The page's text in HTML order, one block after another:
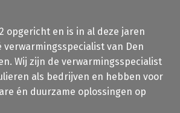
opgericht en is in al deze jaren
van Den
Wij zijn de verwarmingsspecialist
als bedrijven en hebben voor
én duurzame oplossingen op